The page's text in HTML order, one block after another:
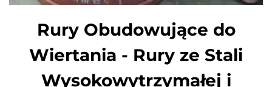
Rury Obudowujące do
Wiertania - Rury ze Stali
Wysokowytrzymałej i